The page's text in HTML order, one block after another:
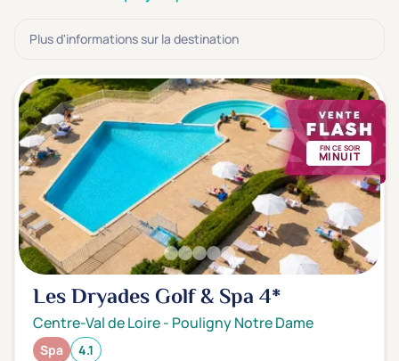
Note de nos clients
D'après notre partenaire Avis-Vérifiés
Parfait: 4.5+
(0)
Excellent: 4+
(1)
Très bien: 3.5+
(0)
Envie de
Bord de mer
(0)
Ville
(0)
Montagne
Campagne
Plus d'informations sur la destination
FIN CE SOIR
MINUIT
Les Dryades Golf & Spa4*
Centre-Val de Loire- Pouligny Notre Dame
Spa 4.1